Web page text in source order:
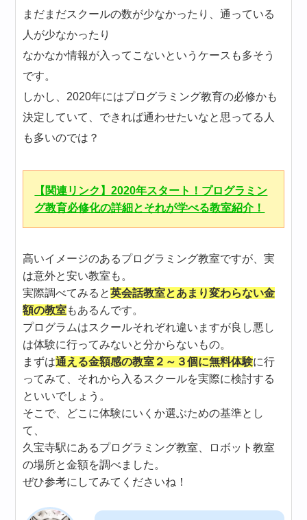
まだまだスクールの数が少なかったり、通っている
人が少なかったり
なかなか情報が入ってこないというケースも多そう
です。
しかし、2020年にはプログラミング教育の必修かも
決定していて、できれば通わせたいなと思ってる人
も多いのでは？
【関連リンク】2020年スタート！プログラミン
グ教育必修化の詳細とそれが学べる教室紹介！
高いイメージのあるプログラミング教室ですが、実
は意外と安い教室も。
実際調べてみると英会話教室とあまり変わらない金
額の教室もあるんです。
プログラムはスクールそれぞれ違いますが良し悪し
は体験に行ってみないと分からないもの。
まずは通える金額感の教室２～３個に無料体験に行
ってみて、それから入るスクールを実際に検討する
といいでしょう。
そこで、どこに体験にいくか選ぶための基準とし
て、
久宝寺駅にあるプログラミング教室、ロボット教室
の場所と金額を調べました。
ぜひ参考にしてみてくださいね！